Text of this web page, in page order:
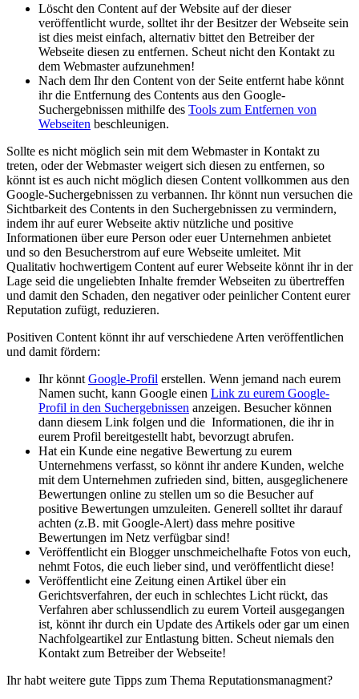
Löscht den Content auf der Website auf der dieser
veröffentlicht wurde, solltet ihr der Besitzer der Webseite sein
ist dies meist einfach, alternativ bittet den Betreiber der
Webseite diesen zu entfernen. Scheut nicht den Kontakt zu
dem Webmaster aufzunehmen!
Nach dem Ihr den Content von der Seite entfernt habe könnt
ihr die Entfernung des Contents aus den Google-
Suchergebnissen mithilfe des Tools zum Entfernen von
Webseiten beschleunigen.
Sollte es nicht möglich sein mit dem Webmaster in Kontakt zu
treten, oder der Webmaster weigert sich diesen zu entfernen, so
könnt ist es auch nicht möglich diesen Content vollkommen aus den
Google-Suchergebnissen zu verbannen. Ihr könnt nun versuchen die
Sichtbarkeit des Contents in den Suchergebnissen zu vermindern,
indem ihr auf eurer Webseite aktiv nützliche und positive
Informationen über eure Person oder euer Unternehmen anbietet
und so den Besucherstrom auf eure Webseite umleitet. Mit
Qualitativ hochwertigem Content auf eurer Webseite könnt ihr in der
Lage seid die ungeliebten Inhalte fremder Webseiten zu übertreffen
und damit den Schaden, den negativer oder peinlicher Content eurer
Reputation zufügt, reduzieren.
Positiven Content könnt ihr auf verschiedene Arten veröffentlichen
und damit fördern:
Ihr könnt Google-Profil erstellen. Wenn jemand nach eurem
Namen sucht, kann Google einen Link zu eurem Google-
Profil in den Suchergebnissen anzeigen. Besucher können
dann diesem Link folgen und die Informationen, die ihr in
eurem Profil bereitgestellt habt, bevorzugt abrufen.
Hat ein Kunde eine negative Bewertung zu eurem
Unternehmens verfasst, so könnt ihr andere Kunden, welche
mit dem Unternehmen zufrieden sind, bitten, ausgeglichenere
Bewertungen online zu stellen um so die Besucher auf
positive Bewertungen umzuleiten. Generell solltet ihr darauf
achten (z.B. mit Google-Alert) dass mehre positive
Bewertungen im Netz verfügbar sind!
Veröffentlicht ein Blogger unschmeichelhafte Fotos von euch,
nehmt Fotos, die euch lieber sind, und veröffentlicht diese!
Veröffentlicht eine Zeitung einen Artikel über ein
Gerichtsverfahren, der euch in schlechtes Licht rückt, das
Verfahren aber schlussendlich zu eurem Vorteil ausgegangen
ist, könnt ihr durch ein Update des Artikels oder gar um einen
Nachfolgeartikel zur Entlastung bitten. Scheut niemals den
Kontakt zum Betreiber der Webseite!
Ihr habt weitere gute Tipps zum Thema Reputationsmanagment?